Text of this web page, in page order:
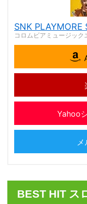
SNK
コロムビアミュージック
Yahoo
BEST HIT ス